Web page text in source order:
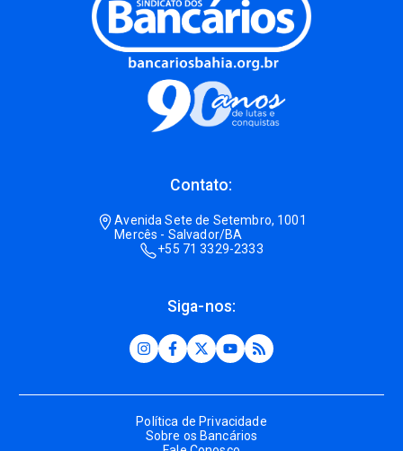
Contato:
Avenida Sete de Setembro, 1001
Mercês - Salvador/BA
+55 71 3329-2333
Siga-nos:
Política de Privacidade
Sobre os Bancários